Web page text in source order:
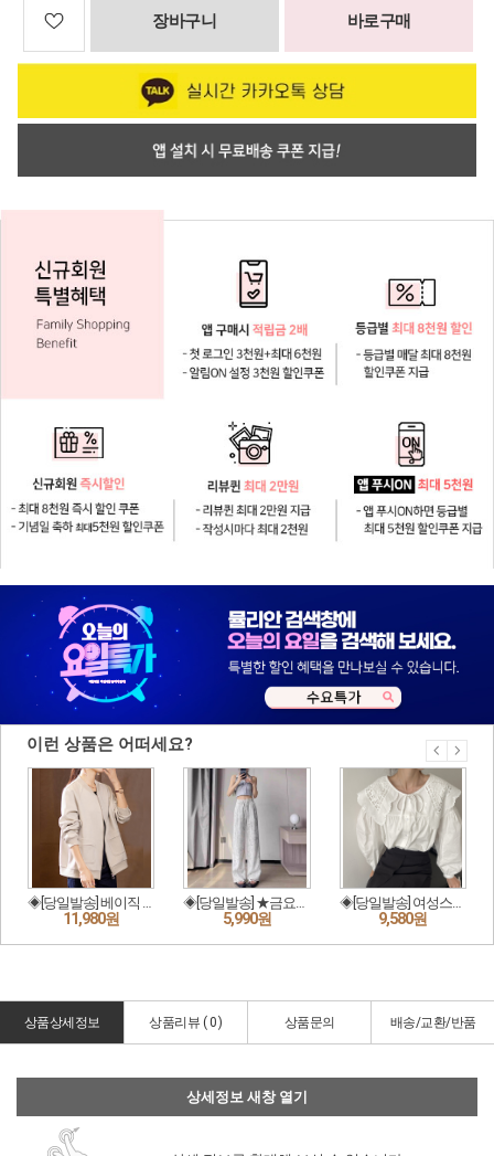
장바구니 바로구매
상품상세정보 상품리뷰 ( 0) 상품문의 배송/교환/반품
상세정보 새창 열기